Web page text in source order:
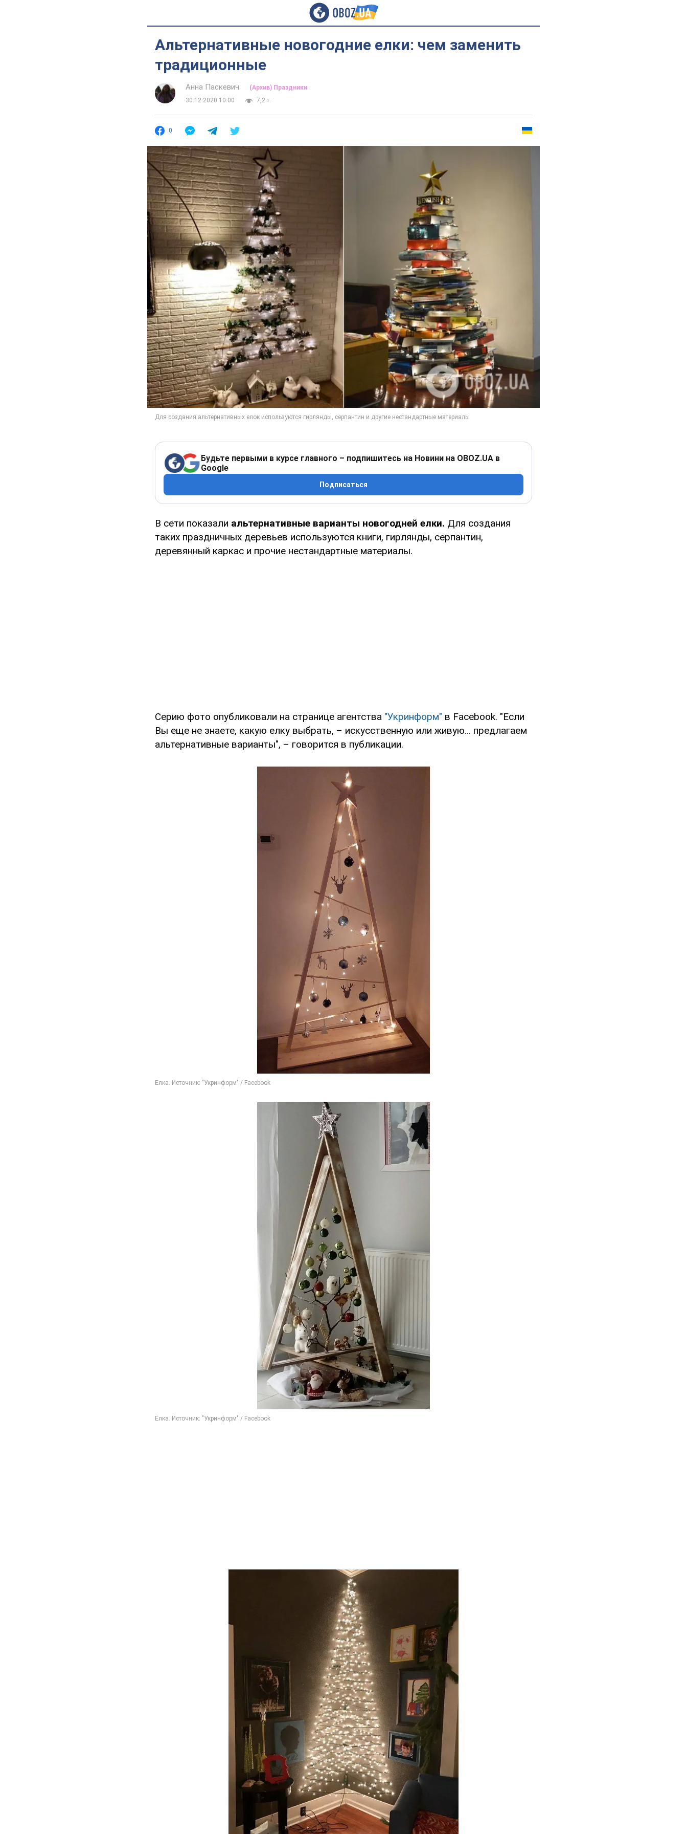
Альтернативные новогодние елки: чем заменить
традиционные
Анна Паскевич
(Архив) Праздники
30.12.2020 10:00
7,2 т.
0
Будьте первыми в курсе главного – подпишитесь на Новини на OBOZ.UA в
Google
Подписаться
В сети показали альтернативные варианты новогодней елки. Для создания
таких праздничных деревьев используются книги, гирлянды, серпантин,
деревянный каркас и прочие нестандартные материалы.
Серию фото опубликовали на странице агентства "Укринформ" в Facebook. "Если
Вы еще не знаете, какую елку выбрать, – искусственную или живую... предлагаем
альтернативные варианты", – говорится в публикации.